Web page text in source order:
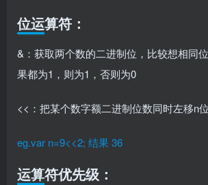
位运算符：
&：获取两个数的二进制位，比较想相同
果都为1，则为1，否则为0
<<：把某个数字额二进制位数同时左移n位
eg.var n=9<<2; 结果 36
运算符优先级：